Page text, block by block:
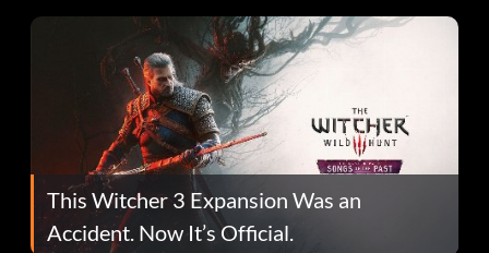
This Witcher 3 Expansion Was an
Accident. Now It’s Official.